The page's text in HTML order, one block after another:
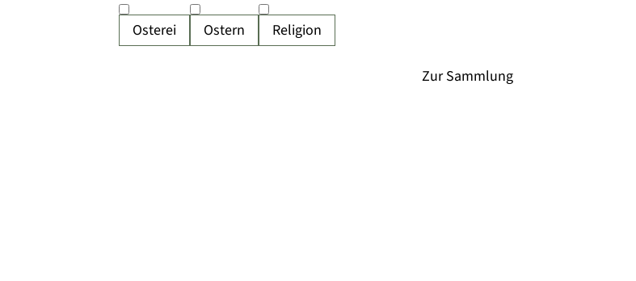
Osterei Ostern Religion